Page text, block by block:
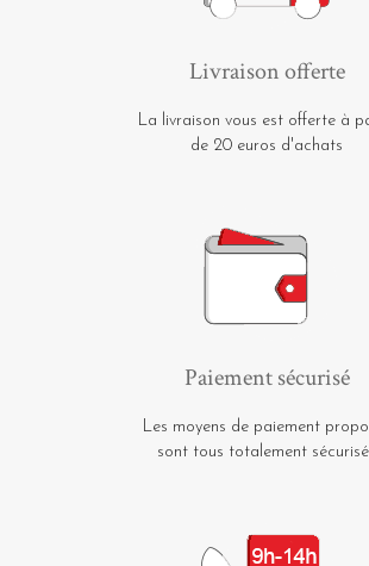
Livraison offerte
La livraison vous est offerte à
de 20 euros d'achats
Paiement sécurisé
Les moyens de paiement
sont tous totalement